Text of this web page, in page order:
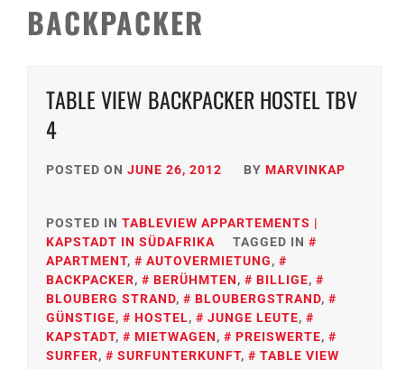
BACKPACKER
TABLE VIEW BACKPACKER HOSTEL TBV
4
POSTED ON JUNE 26, 2012 BY MARVINKAP
POSTED IN TABLEVIEW APPARTEMENTS |
KAPSTADT IN SÜDAFRIKA
TAGGED IN
APARTMENT, AUTOVERMIETUNG,
BACKPACKER, BERÜHMTEN, BILLIGE,
BLOUBERG STRAND, BLOUBERGSTRAND,
GÜNSTIGE, HOSTEL, JUNGE LEUTE,
KAPSTADT, MIETWAGEN, PREISWERTE,
SURFER, SURFUNTERKUNFT, TABLE VIEW